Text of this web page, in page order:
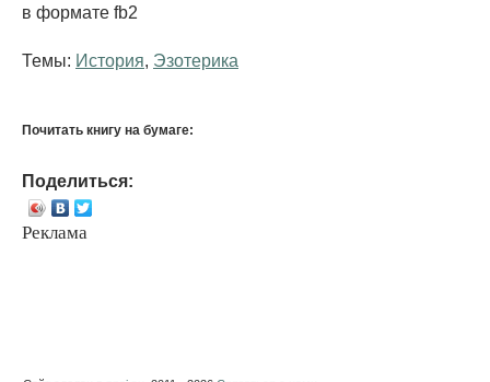
в формате fb2
Темы: История Эзотерика
Почитать книгу на бумаге:
Поделиться:
Реклама